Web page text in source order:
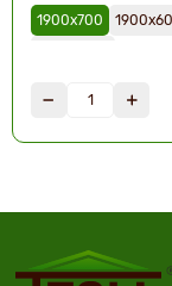
1900х700